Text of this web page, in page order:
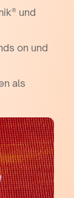
und
on und
als